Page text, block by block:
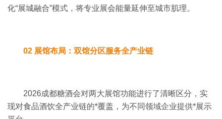
化“展城融合”模式，将专业展会能量延伸至城市肌理。
02 展馆布局：双馆分区服务全产业链
2026成都糖酒会对两大展馆功能进行了清晰区分，实
现对食品酒饮全产业链的*覆盖，为不同领域企业提供*展示